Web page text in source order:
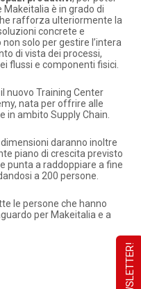
è in grado di
rafforza ulteriormente la
concrete e
solo per gestire l’intera
di vista dei processi,
flussi e componenti fisici.
nuovo Training Center
nata per offrire alle
ambito Supply Chain.
daranno inoltre
piano di crescita previsto
punta a raddoppiare a fine
a 200 persone.
le persone che hanno
per Makeitalia e a